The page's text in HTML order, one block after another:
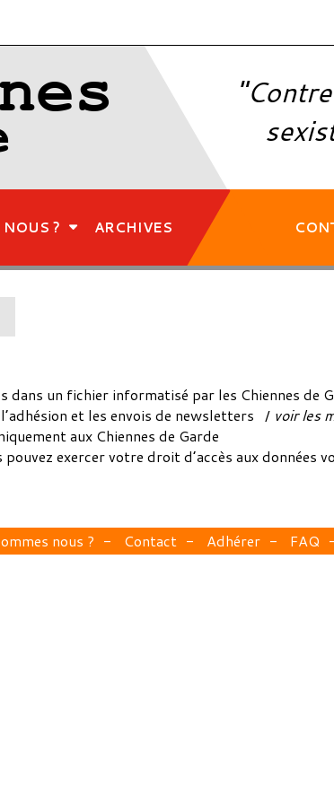
? ARCHIVES
un fichier informatisé par les Chiennes de
et les envois de newsletters / voir les
aux Chiennes de Garde
exercer votre droit d’accès aux
nous ? Contact Adhérer FAQ